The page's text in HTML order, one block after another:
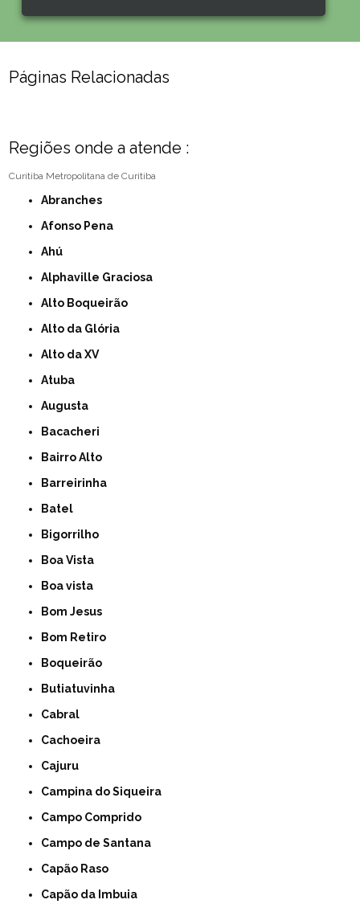
Páginas Relacionadas
Regiões onde a atende :
Curitiba Metropolitana de Curitiba
Abranches
Afonso Pena
Ahú
Alphaville Graciosa
Alto Boqueirão
Alto da Glória
Alto da XV
Atuba
Augusta
Bacacheri
Bairro Alto
Barreirinha
Batel
Bigorrilho
Boa Vista
Boa vista
Bom Jesus
Bom Retiro
Boqueirão
Butiatuvinha
Cabral
Cachoeira
Cajuru
Campina do Siqueira
Campo Comprido
Campo de Santana
Capão Raso
Capão da Imbuia